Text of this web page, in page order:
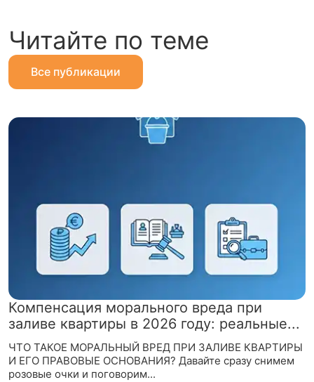
Читайте по теме
Все публикации
Компенсация морального вреда при
заливе квартиры в 2026 году: реальные...
ЧТО ТАКОЕ МОРАЛЬНЫЙ ВРЕД ПРИ ЗАЛИВЕ КВАРТИРЫ
И ЕГО ПРАВОВЫЕ ОСНОВАНИЯ? Давайте сразу снимем
розовые очки и поговорим...